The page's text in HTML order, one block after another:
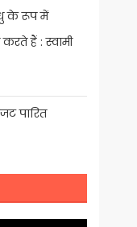
के रूप में
हैं : स्वामी
पारित